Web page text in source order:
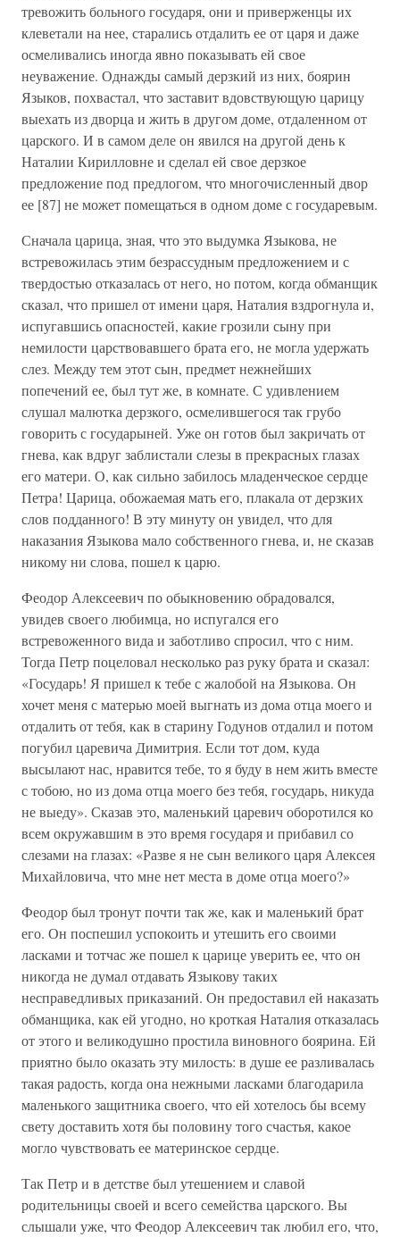
тревожить больного государя, они и приверженцы их
клеветали на нее, старались отдалить ее от царя и даже
осмеливались иногда явно показывать ей свое
неуважение. Однажды самый дерзкий из них, боярин
Языков, похвастал, что заставит вдовствующую царицу
выехать из дворца и жить в другом доме, отдаленном от
царского. И в самом деле он явился на другой день к
Наталии Кирилловне и сделал ей свое дерзкое
предложение под предлогом, что многочисленный двор
ее [87] не может помещаться в одном доме с государевым.
Сначала царица, зная, что это выдумка Языкова, не
встревожилась этим безрассудным предложением и с
твердостью отказалась от него, но потом, когда обманщик
сказал, что пришел от имени царя, Наталия вздрогнула и,
испугавшись опасностей, какие грозили сыну при
немилости царствовавшего брата его, не могла удержать
слез. Между тем этот сын, предмет нежнейших
попечений ее, был тут же, в комнате. С удивлением
слушал малютка дерзкого, осмелившегося так грубо
говорить с государыней. Уже он готов был закричать от
гнева, как вдруг заблистали слезы в прекрасных глазах
его матери. О, как сильно забилось младенческое сердце
Петра! Царица, обожаемая мать его, плакала от дерзких
слов подданного! В эту минуту он увидел, что для
наказания Языкова мало собственного гнева, и, не сказав
никому ни слова, пошел к царю.
Феодор Алексеевич по обыкновению обрадовался,
увидев своего любимца, но испугался его
встревоженного вида и заботливо спросил, что с ним.
Тогда Петр поцеловал несколько раз руку брата и сказал:
«Государь! Я пришел к тебе с жалобой на Языкова. Он
хочет меня с матерью моей выгнать из дома отца моего и
отдалить от тебя, как в старину Годунов отдалил и потом
погубил царевича Димитрия. Если тот дом, куда
высылают нас, нравится тебе, то я буду в нем жить вместе
с тобою, но из дома отца моего без тебя, государь, никуда
не выеду». Сказав это, маленький царевич оборотился ко
всем окружавшим в это время государя и прибавил со
слезами на глазах: «Разве я не сын великого царя Алексея
Михайловича, что мне нет места в доме отца моего?»
Феодор был тронут почти так же, как и маленький брат
его. Он поспешил успокоить и утешить его своими
ласками и тотчас же пошел к царице уверить ее, что он
никогда не думал отдавать Языкову таких
несправедливых приказаний. Он предоставил ей наказать
обманщика, как ей угодно, но кроткая Наталия отказалась
от этого и великодушно простила виновного боярина. Ей
приятно было оказать эту милость: в душе ее разливалась
такая радость, когда она нежными ласками благодарила
маленького защитника своего, что ей хотелось бы всему
свету доставить хотя бы половину того счастья, какое
могло чувствовать ее материнское сердце.
Так Петр и в детстве был утешением и славой
родительницы своей и всего семейства царского. Вы
слышали уже, что Феодор Алексеевич так любил его, что,